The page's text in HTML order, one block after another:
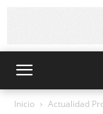
Inicio Actualidad